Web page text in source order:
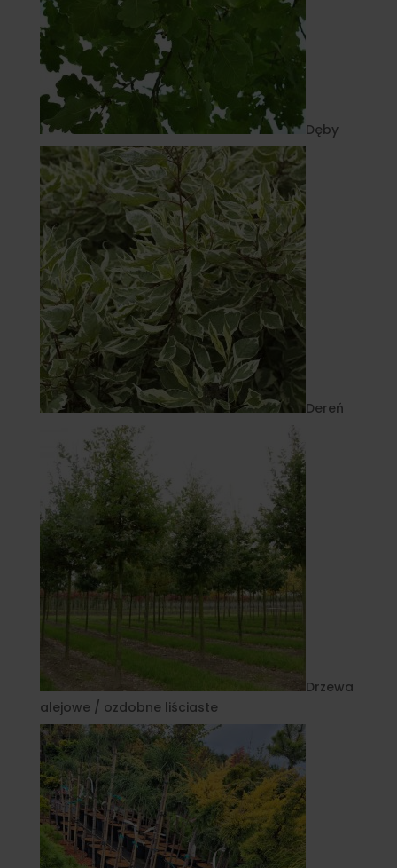
Dęby
Dereń
Drzewa
alejowe / ozdobne liściaste